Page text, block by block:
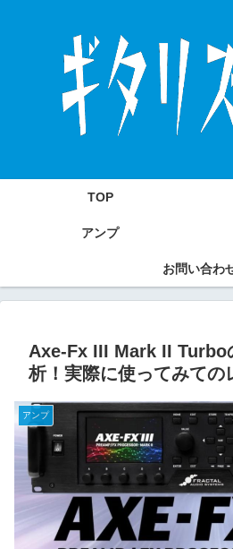
TOP
アンプ
お問い合わ
Axe-Fx III Mark II Turbo
析！実際に使ってみての
アンプ